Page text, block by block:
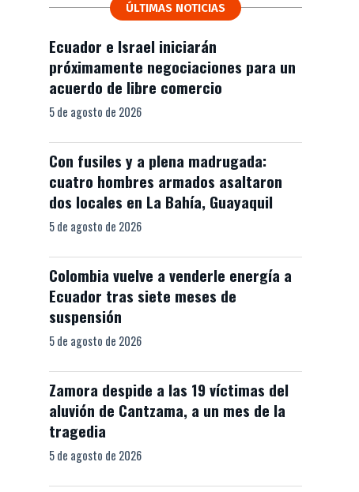
ÚLTIMAS NOTICIAS
Ecuador e Israel iniciarán
próximamente negociaciones para un
acuerdo de libre comercio
5 de agosto de 2026
Con fusiles y a plena madrugada:
cuatro hombres armados asaltaron
dos locales en La Bahía, Guayaquil
5 de agosto de 2026
Colombia vuelve a venderle energía a
Ecuador tras siete meses de
suspensión
5 de agosto de 2026
Zamora despide a las 19 víctimas del
aluvión de Cantzama, a un mes de la
tragedia
5 de agosto de 2026